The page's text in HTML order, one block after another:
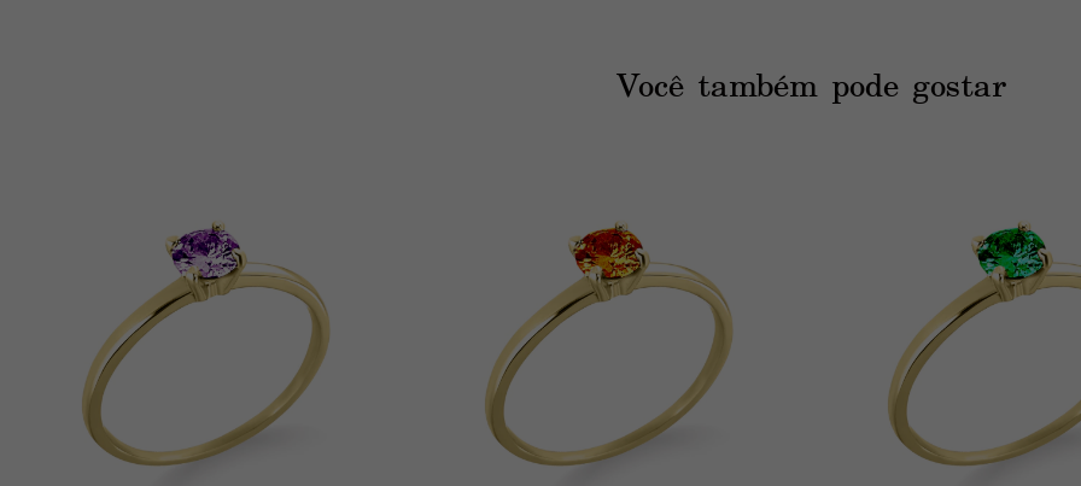
foi desenvolvido exclusivamente para facilitar a sua experiência de medir o aro.
Vale ressaltar que as medições caseiras não apresentam 100% de precisão e que apesar de existir um padrão entre as
joalherias brasileiras, há uma margem de diferença que pode acontecer ao medir com bastões e aneleiras diferentes.
Isso acontece, pois há vários fabricantes dessas ferramentas, o que não garante o padrão 100% preciso e exato.
E se não servir?
Caso suas joias não sirvam, você poderá trocá-las sem problemas, mesmo que estejam personalizadas. Veja
política de troca.
Você também pode gostar